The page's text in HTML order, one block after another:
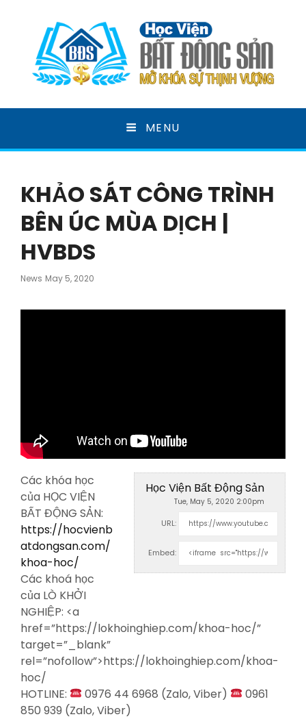
HỌC VIỆN BẤT ĐỘNG
SẢN
MENU
KHẢO SÁT CÔNG TRÌNH
BÊN ÚC MÙA DỊCH |
HVBDS
News Posted
May 5, 2020
Học Viện Bất Động Sản
Tue, May 5, 2020 2:00pm
URL:
Embed:
Các khóa học
của HỌC VIỆN
BẤT ĐỘNG SẢN:
https://hocvienb
atdongsan.com/
khoa-hoc/
Các khoá học
của LÒ KHỞI
NGHIỆP: <a
href=”https://lokhoinghiep.com/khoa-hoc/”
target=”_blank”
rel=”nofollow”>https://lokhoinghiep.com/khoa-
hoc/
HOTLINE:
0976 44 6968 (Zalo, Viber)
0961
850 939 (Zalo, Viber)